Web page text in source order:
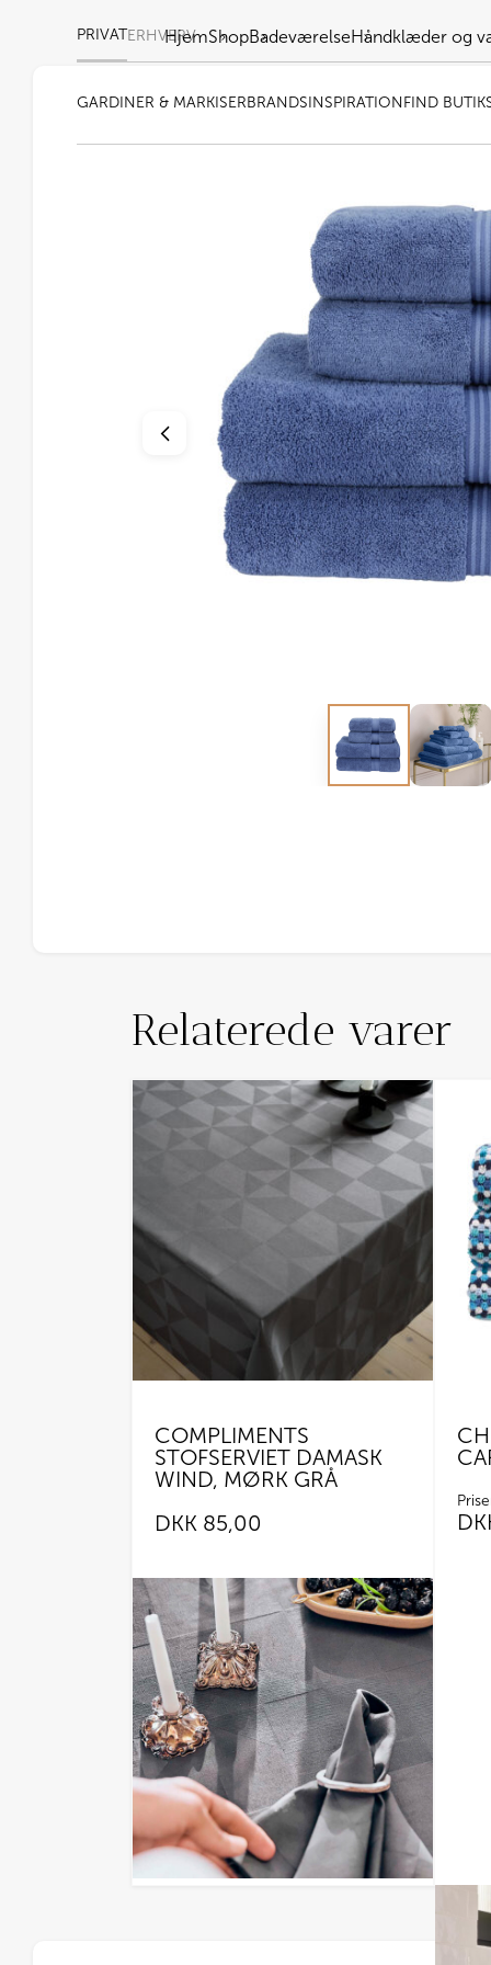
PRIVATERHVERV
GARDINER & MARKISER BRANDS INSPIRATION FIND BUTIK
HjemShopBadeværelseHåndklæder og
Relaterede varer
COMPLIMENTS
STOFSERVIET DAMASK
WIND, MØRK GRÅ
DKK 85,00